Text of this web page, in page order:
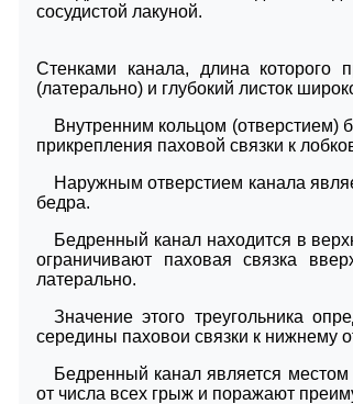
сосудистой лакуной.
Стенками канала, длина которого
(латерально) и глубокий листок
Внутренним кольцом (отверстием)
прикрепления паховой связки к
Наружным отверстием канала
бедра.
Бедренный канал находится в
ограничивают паховая связка
латерально.
Значение этого треугольника
середины паховои связки к нижнему
Бедренный канал является
от числа всех грыж и поражают